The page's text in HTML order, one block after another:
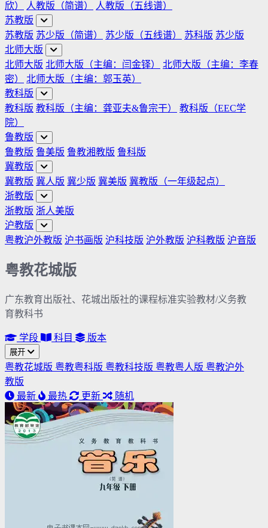
欣）
人教版（简谱）
人教版（五线谱）
苏教版
苏教版 苏少版（简谱） 苏少版（五线谱） 苏科版 苏少版
北师大版
北师大版 北师大版（主编：闫金铎）
北师大版（主编：李春
密）
北师大版（主编：郭玉英）
教科版
教科版 教科版（主编：龚亚夫&鲁宗干）
教科版（EEC学
院）
鲁教版
鲁教版 鲁美版 鲁教湘教版 鲁科版
冀教版
冀教版 冀人版 冀少版 冀美版 冀教版（一年级起点）
浙教版
浙教版 浙人美版
沪教版
粤教沪外教版 沪书画版 沪科技版 沪外教版 沪科教版 沪音版
粤教花城版
广东教育出版社、花城出版社的课程标准实验教材/义务教
育教科书
学段 科目 版本
展开
粤教花城版 粤教粤科版 粤教科技版 粤教粤人版 粤教沪外
教版
最新
最热 更新 随机